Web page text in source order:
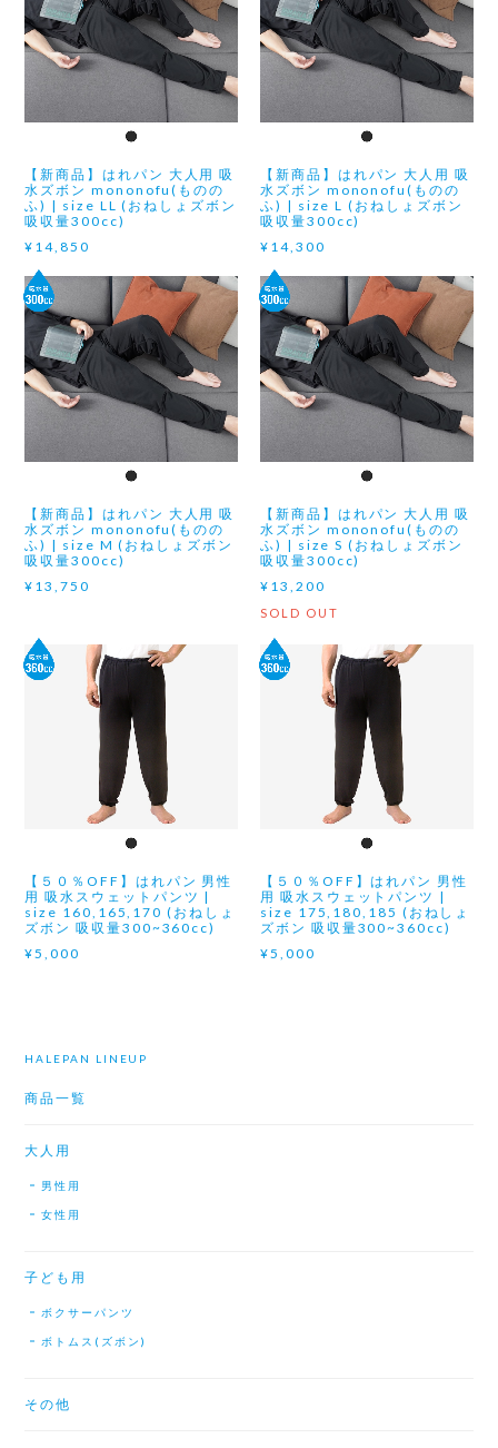
【新商品】はれパン 大人用 吸
水ズボン mononofu(ものの
ふ) | size LL (おねしょズボン
吸収量300cc)
¥14,850
【新商品】はれパン 大人用 吸
水ズボン mononofu(ものの
ふ) | size L (おねしょズボン
吸収量300cc)
¥14,300
【新商品】はれパン 大人用 吸
水ズボン mononofu(ものの
ふ) | size M (おねしょズボン
吸収量300cc)
¥13,750
【新商品】はれパン 大人用 吸
水ズボン mononofu(ものの
ふ) | size S (おねしょズボン
吸収量300cc)
¥13,200
SOLD OUT
【５０％OFF】はれパン 男性
用 吸水スウェットパンツ |
size 160,165,170 (おねしょ
ズボン 吸収量300~360cc)
¥5,000
【５０％OFF】はれパン 男性
用 吸水スウェットパンツ |
size 175,180,185 (おねしょ
ズボン 吸収量300~360cc)
¥5,000
HALEPAN LINEUP
商品一覧
大人用
男性用
女性用
子ども用
ボクサーパンツ
ボトムス(ズボン)
その他